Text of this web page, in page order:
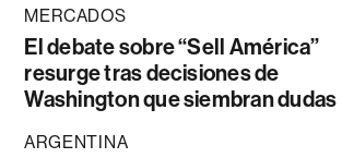
MERCADOS
El debate sobre “Sell América”
resurge tras decisiones de
Washington que siembran dudas
ARGENTINA